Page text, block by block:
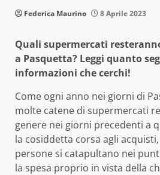
Federica Maurino 8 Aprile 2023
Quali supermercati
a Pasquetta? Leggi quanto
informazioni che cerchi!
Come ogni anno nei giorni di
molte catene di supermercati
genere nei giorni precedenti a
la cosiddetta corsa agli
persone si catapultano nei
la spesa proprio in vista della